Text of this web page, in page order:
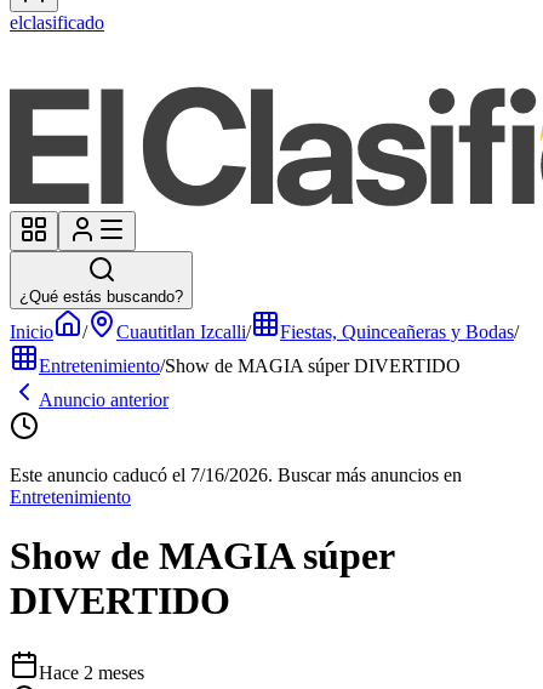
elclasificado
¿Qué estás buscando?
Inicio / Cuautitlan Izcalli/ Fiestas, Quinceañeras y Bodas/
Entretenimiento/Show de MAGIA súper DIVERTIDO
Anuncio anterior
Este anuncio caducó el 7/16/2026. Buscar más anuncios en
Entretenimiento
Show de MAGIA súper
DIVERTIDO
Hace 2 meses